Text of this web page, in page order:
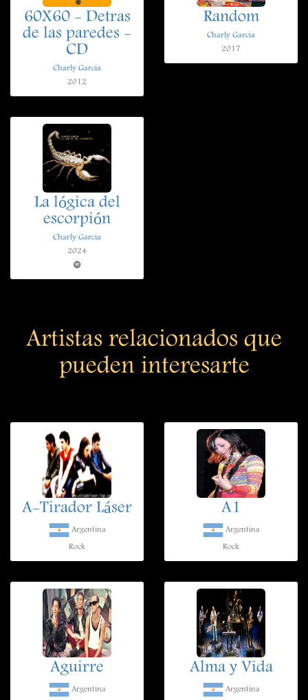
60X60 - Detras
de las paredes -
CD
Charly Garcia
2012
Random
Charly Garcia
2017
La lógica del
escorpión
Charly Garcia
2024
Artistas relacionados que
pueden interesarte
A-Tirador Láser
Argentina
Rock
A1
Argentina
Rock
Aguirre
Argentina
Alma y Vida
Argentina